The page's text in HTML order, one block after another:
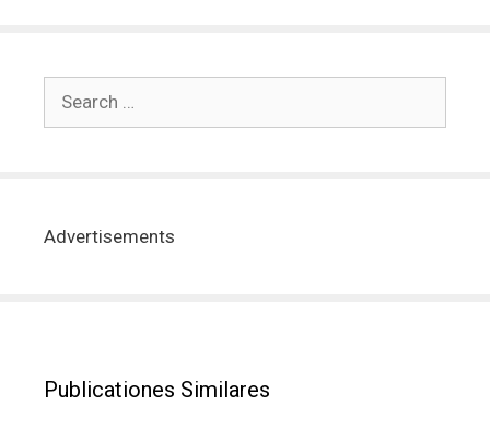
Advertisements
Publicationes Similares